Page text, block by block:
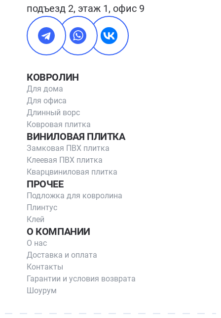
подъезд 2, этаж 1, офис 9
КОВРОЛИН
Для дома
Для офиса
Длинный ворс
Ковровая плитка
ВИНИЛОВАЯ ПЛИТКА
Замковая ПВХ плитка
Клеевая ПВХ плитка
Кварцвиниловая плитка
ПРОЧЕЕ
Подложка для ковролина
Плинтус
Клей
О КОМПАНИИ
О нас
Доставка и оплата
Контакты
Гарантии и условия возврата
Шоурум